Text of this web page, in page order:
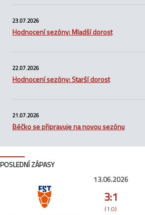
23.07.2026
Hodnocení sezóny: Mladší dorost
22.07.2026
Hodnocení sezóny: Starší dorost
21.07.2026
Béčko se připravuje na novou sezónu
POSLEDNÍ ZÁPASY
13.06.2026
3:1
(1:0)